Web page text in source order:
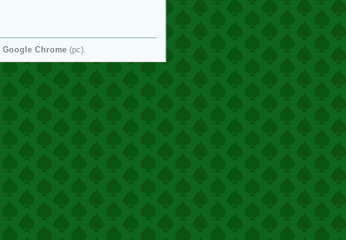
Google Chrome(pc).